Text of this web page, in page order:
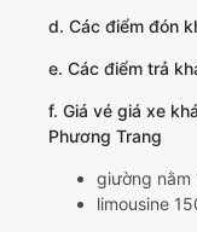
d. Các điểm đón
e. Các điểm trả
f. Giá vé giá xe
Phương Trang
giường
limousine